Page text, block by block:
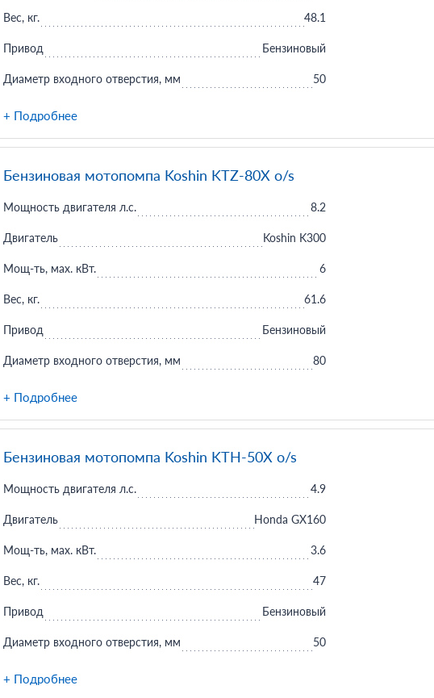
Вес, кг. 48.1
Привод Бензиновый
Диаметр входного отверстия, мм 50
+ Подробнее
Бензиновая мотопомпа Koshin KTZ-80X o/s
Мощность двигателя л.с. 8.2
Двигатель Koshin K300
Мощ-ть, мax. кВт. 6
Вес, кг. 61.6
Привод Бензиновый
Диаметр входного отверстия, мм 80
+ Подробнее
Бензиновая мотопомпа Koshin KTH-50X o/s
Мощность двигателя л.с. 4.9
Двигатель Honda GX160
Мощ-ть, мax. кВт. 3.6
Вес, кг. 47
Привод Бензиновый
Диаметр входного отверстия, мм 50
+ Подробнее